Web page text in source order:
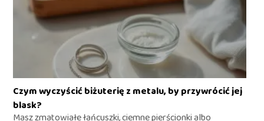
Czym wyczyścić biżuterię z metalu, by przywrócić jej
blask?
Masz zmatowiałe łańcuszki, ciemne pierścionki albo